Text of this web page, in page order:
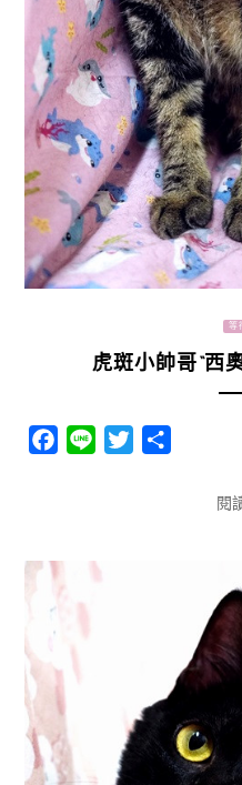
等
虎斑小帥哥“西
Facebook
Line Twitter
閱